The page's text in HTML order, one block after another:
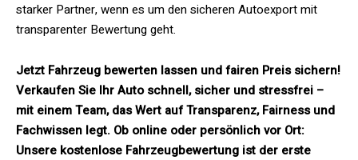
starker Partner, wenn es um den sicheren Autoexport mit
transparenter Bewertung geht.
Jetzt Fahrzeug bewerten lassen und fairen Preis sichern!
Verkaufen Sie Ihr Auto schnell, sicher und stressfrei –
mit einem Team, das Wert auf Transparenz, Fairness und
Fachwissen legt. Ob online oder persönlich vor Ort:
Unsere kostenlose Fahrzeugbewertung ist der erste